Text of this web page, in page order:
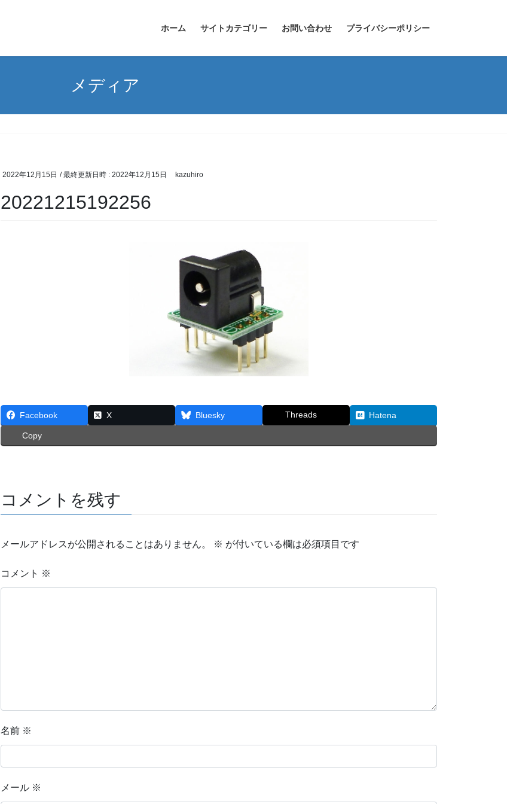
ホーム サイトカテゴリー お問い合わせ プライバシーポリシー
メディア
2022年12月15日 / 最終更新日時 : 2022年12月15日 kazuhiro
20221215192256
Facebook X Bluesky Threads Hatena
Copy
コメントを残す
メールアドレスが公開されることはありません。 ※ が付いている欄は必須項目です
コメント ※
名前 ※
メール ※